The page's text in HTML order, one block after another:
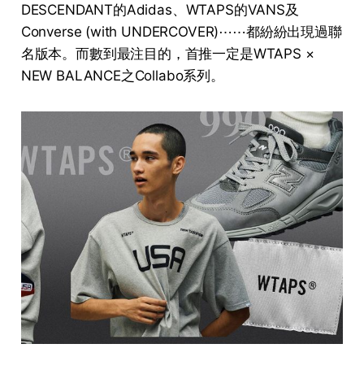
DESCENDANT的Adidas、WTAPS的VANS及
Converse (with UNDERCOVER)⋯⋯都紛紛出現過聯
名版本。而數到最注目的，首推一定是WTAPS ×
NEW BALANCE之Collabo系列。